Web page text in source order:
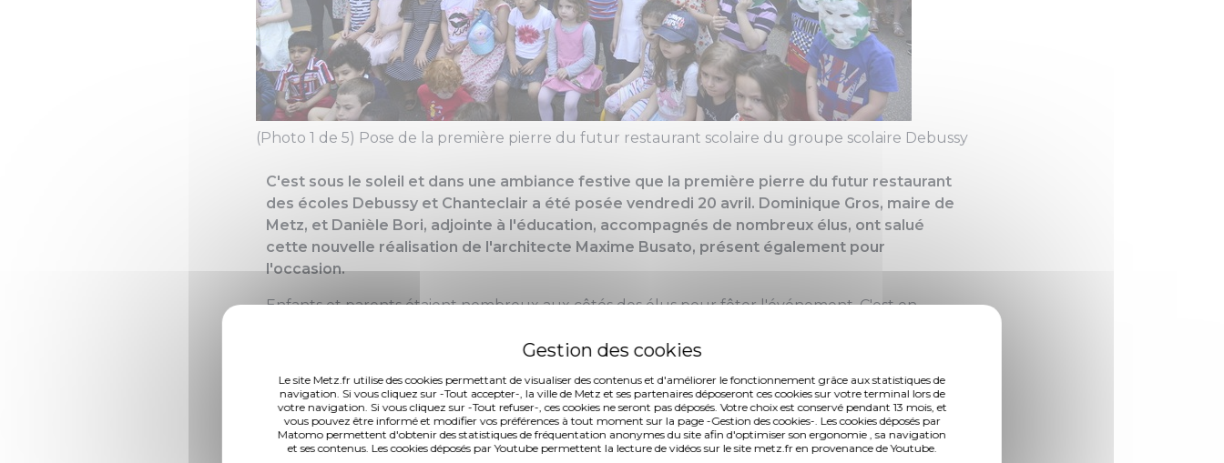
Le site Metz.fr utilise des cookies permettant de visualiser des contenus et d'améliorer le fonctionnement grâce aux statistiques de
navigation. Si vous cliquez sur -Tout accepter-, la ville de Metz et ses partenaires déposeront ces cookies sur votre terminal lors de
votre navigation. Si vous cliquez sur -Tout refuser-, ces cookies ne seront pas déposés. Votre choix est conservé pendant 13 mois, et
vous pouvez être informé et modifier vos préférences à tout moment sur la page -Gestion des cookies-. Les cookies déposés par
Matomo permettent d'obtenir des statistiques de fréquentation anonymes du site afin d'optimiser son ergonomie , sa navigation
et ses contenus. Les cookies déposés par Youtube permettent la lecture de vidéos sur le site metz.fr en provenance de Youtube.
(Photo 1 de 5) Pose de la première pierre du futur restaurant scolaire du groupe scolaire Debussy
C'est sous le soleil et dans une ambiance festive que la première pierre du futur restaurant
des écoles Debussy et Chanteclair a été posée vendredi 20 avril. Dominique Gros, maire de
Metz, et Danièle Bori, adjointe à l'éducation, accompagnés de nombreux élus, ont salué
cette nouvelle réalisation de l'architecte Maxime Busato, présent également pour
l'occasion.
Enfants et parents étaient nombreux aux côtés des élus pour fêter l'événement. C'est en
soir, que les enfants ont accompagné le maire dans la pose de cette première pierre. Le
dessins des enfants de l'école, a ainsi été déposé sur le chantier pour "faire l'histoire" a expliqué
le maire aux enfants.
Au 1ertrimestre 2019, les enfants des écoles Claude Debussy et Chanteclair bénéficieront d'un